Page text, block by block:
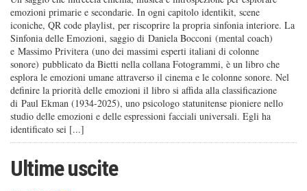
emozioni primarie e secondarie. In ogni capitolo identikit, scene
iconiche, QR code playlist, per riscoprire la propria sinfonia interiore. La
Sinfonia delle Emozioni, saggio di Daniela Bocconi (mental coach)
e Massimo Privitera (uno dei massimi esperti italiani di colonne
sonore) pubblicato da Bietti nella collana Fotogrammi, è un libro che
esplora le emozioni umane attraverso il cinema e le colonne sonore. Nel
definire la priorità delle emozioni il libro si affida alla classificazione
di Paul Ekman (1934-2025), uno psicologo statunitense pioniere nello
studio delle emozioni e delle espressioni facciali universali. Egli ha
identificato sei [...]
Ultime uscite